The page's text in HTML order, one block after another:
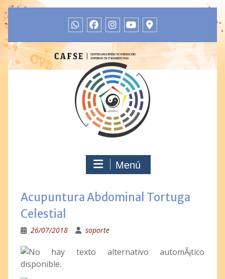
Menú
Acupuntura Abdominal Tortuga
Celestial
26/07/2018 soporte